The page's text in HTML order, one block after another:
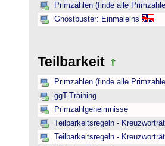
Primzahlen (finde alle
Ghostbuster: Einmaleins
Teilbarkeit
Primzahlen (finde alle
ggT-Training
Primzahlgeheimnisse
Teilbarkeitsregeln -
Teilbarkeitsregeln -